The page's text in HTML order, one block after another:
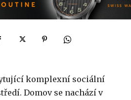
komplexní sociální
Domov se nachází v